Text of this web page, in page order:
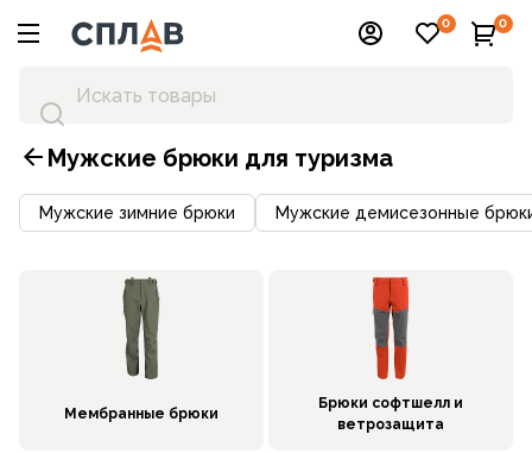
0 0
Мужские брюки для туризма
Мужские зимние брюки Мужские демисезонные
Мембранные брюки
Брюки софтшелл и
ветрозащита